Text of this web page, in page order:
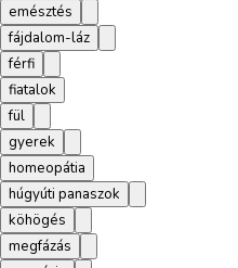
emésztés
fájdalom-láz
férfi
fiatalok
fül
gyerek
homeopátia
húgyúti panaszok
köhögés
megfázás